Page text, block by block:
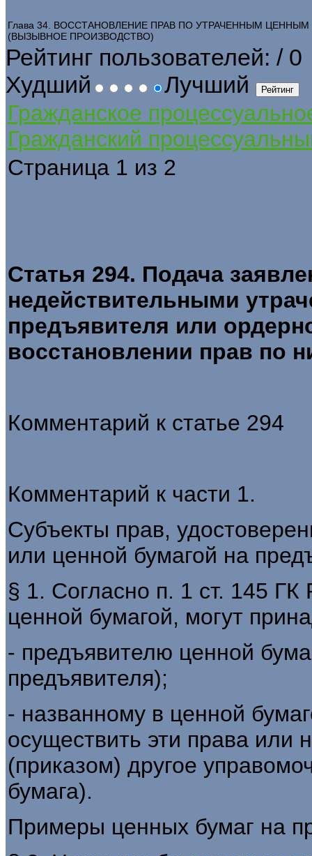
Глава 34. ВОССТАНОВЛЕНИЕ ПРАВ ПО УТРАЧЕННЫМ
(ВЫЗЫВНОЕ ПРОИЗВОДСТВО)
Рейтинг пользователей: / 0
Худший
Лучший
Гражданское
Гражданский
Страница 1 из 2
Статья 294. Подача
недействительными
предъявителя или
восстановлении прав по
Комментарий к статье 294
Комментарий к части 1.
Субъекты прав,
или ценной бумагой на
§ 1. Согласно п. 1 ст. 145
ценной бумагой, могут
- предъявителю ценной
предъявителя);
- названному в ценной
осуществить эти права или
(приказом) другое
бумага).
Примеры ценных бумаг на